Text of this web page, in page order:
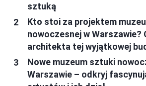
sztuką
Kto stoi za projektem
nowoczesnej w Warszawie?
architekta tej wyjątkowej
Nowe muzeum sztuki
Warszawie – odkryj